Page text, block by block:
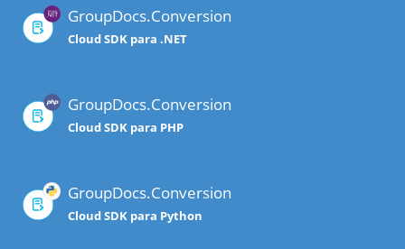
GroupDocs.Conversion
Cloud SDK para .NET
GroupDocs.Conversion
Cloud SDK para PHP
GroupDocs.Conversion
Cloud SDK para Python